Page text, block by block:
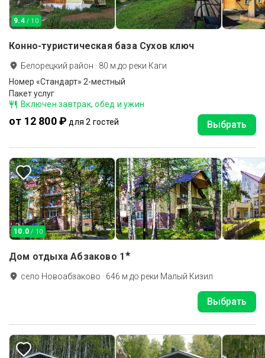
9.4 / 10
Конно-туристическая база Сухов ключ
Белорецкий район · 80 м до реки Каги
Номер «Стандарт» 2-местный
Пакет услуг
Включен завтрак, обед и ужин
от 12 800 ₽ для 2 гостей Выбрать
10.0 / 10
Дом отдыха Абзаково 1★
село Новоабзаково · 646 м до реки Малый Кизил
Выбрать